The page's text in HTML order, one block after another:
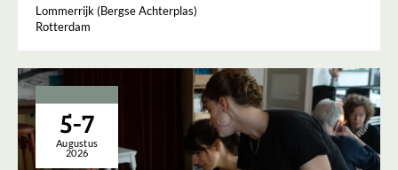
Lommerrijk (Bergse Achterplas)
Rotterdam
5-7
Augustus
2026